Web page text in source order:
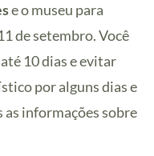
e o museu para
de setembro. Você
10 dias e evitar
por alguns dias e
as informações sobre